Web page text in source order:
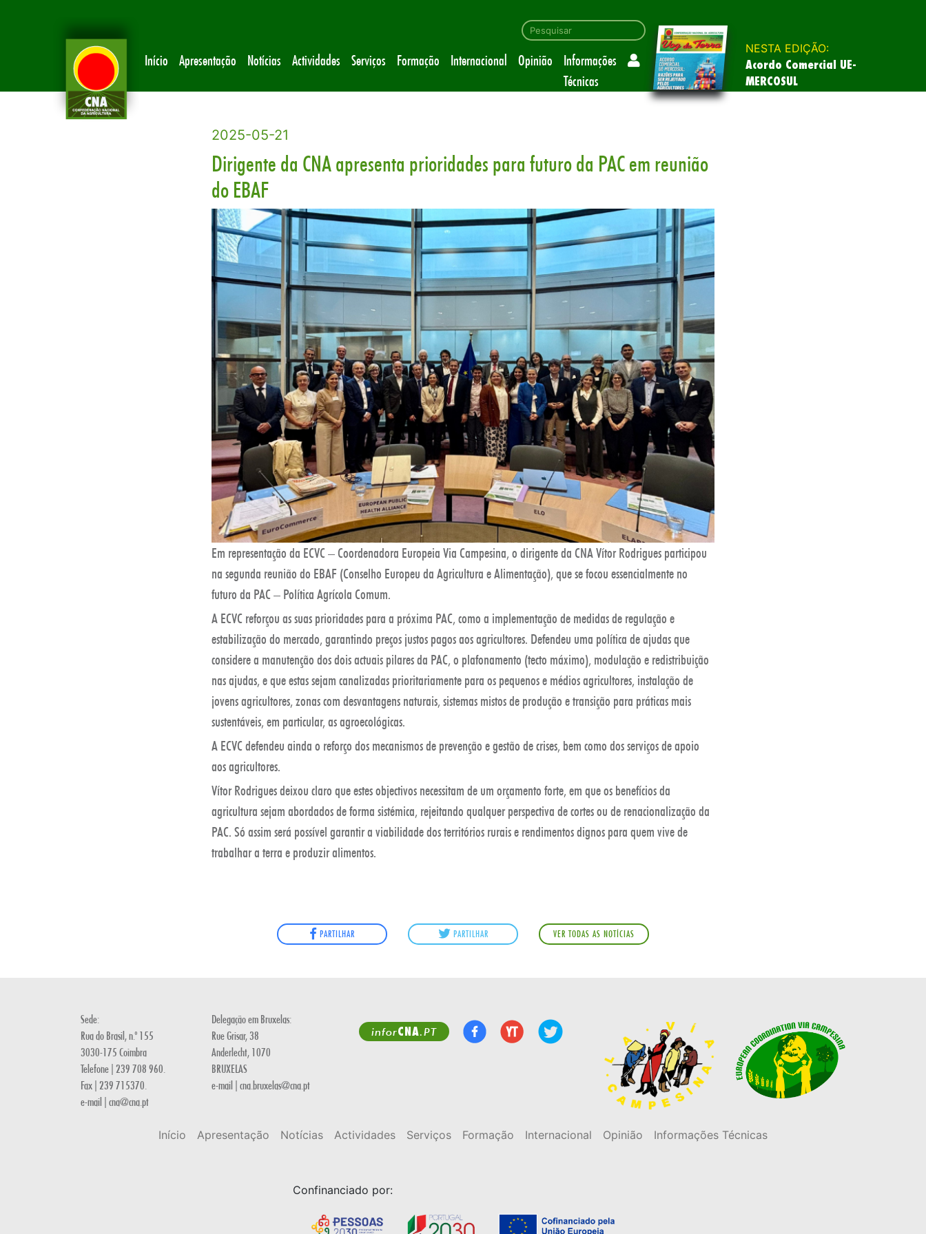
Início Apresentação Notícias Actividades Serviços Formação Internacional Opinião
Informações
Técnicas
NESTA EDIÇÃO:
Acordo Comercial UE-
MERCOSUL
2025-05-21
Dirigente da CNA apresenta prioridades para futuro da PAC em reunião
do EBAF
Em representação da ECVC – Coordenadora Europeia Via Campesina, o dirigente da CNA Vítor Rodrigues participou
na segunda reunião do EBAF (Conselho Europeu da Agricultura e Alimentação), que se focou essencialmente no
futuro da PAC – Política Agrícola Comum.
A ECVC reforçou as suas prioridades para a próxima PAC, como a implementação de medidas de regulação e
estabilização do mercado, garantindo preços justos pagos aos agricultores. Defendeu uma política de ajudas que
considere a manutenção dos dois actuais pilares da PAC, o plafonamento (tecto máximo), modulação e redistribuição
nas ajudas, e que estas sejam canalizadas prioritariamente para os pequenos e médios agricultores, instalação de
jovens agricultores, zonas com desvantagens naturais, sistemas mistos de produção e transição para práticas mais
sustentáveis, em particular, as agroecológicas.
A ECVC defendeu ainda o reforço dos mecanismos de prevenção e gestão de crises, bem como dos serviços de apoio
aos agricultores.
Vítor Rodrigues deixou claro que estes objectivos necessitam de um orçamento forte, em que os benefícios da
agricultura sejam abordados de forma sistémica, rejeitando qualquer perspectiva de cortes ou de renacionalização da
PAC. Só assim será possível garantir a viabilidade dos territórios rurais e rendimentos dignos para quem vive de
trabalhar a terra e produzir alimentos.
PARTILHAR PARTILHAR VER TODAS AS NOTÍCIAS
Sede:
Rua do Brasil, n.º 155
3030-175 Coimbra
Telefone | 239 708 960.
Fax | 239 715370.
e-mail | cna@cna.pt
Delegação em Bruxelas:
Rue Grisar, 38
Anderlecht, 1070
BRUXELAS
e-mail | cna.bruxelas@cna.pt
inforCNA.PT
Início Apresentação Notícias Actividades Serviços Formação Internacional Opinião Informações Técnicas
Confinanciado por: